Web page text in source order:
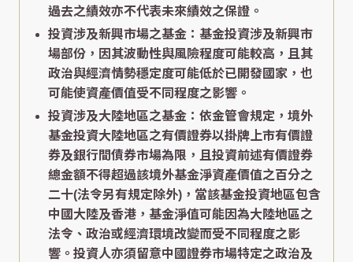
過去之績效亦不代表未來績效之保證。
投資涉及新興市場之基金：基金投資涉及新興市
場部份，因其波動性與風險程度可能較高，且其
政治與經濟情勢穩定度可能低於已開發國家，也
可能使資產價值受不同程度之影響。
投資涉及大陸地區之基金：依金管會規定，境外
基金投資大陸地區之有價證券以掛牌上市有價證
券及銀行間債券市場為限，且投資前述有價證券
總金額不得超過該境外基金淨資產價值之百分之
二十(法令另有規定除外)，當該基金投資地區包含
中國大陸及香港，基金淨值可能因為大陸地區之
法令、政治或經濟環境改變而受不同程度之影
響。投資人亦須留意中國證券市場特定之政治及